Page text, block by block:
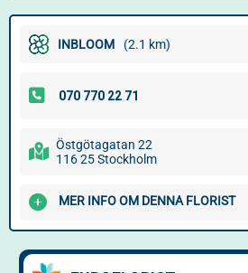
INBLOOM (2.1 km)
Östgötagatan 22
116 25 Stockholm
MER INFO OM DENNA FLORIST